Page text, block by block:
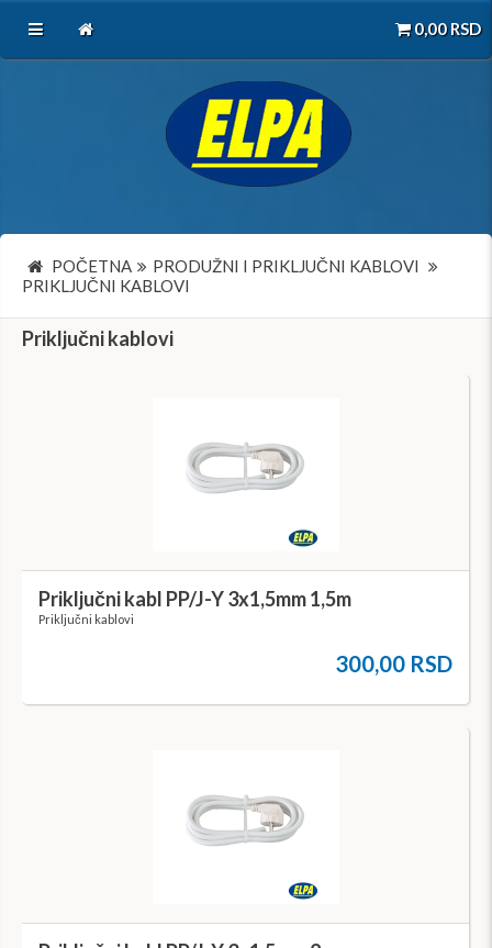
0,00RSD
POČETNA
PRODUŽNI I PRIKLJUČNI KABLOVI
PRIKLJUČNI KABLOVI
Priključni kablovi
Priključni kabl PP/J-Y 3x1,5mm 1,5m
Priključni kablovi
300,00 RSD